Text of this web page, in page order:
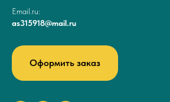
Email.ru:
as315918@mail.ru
Оформить заказ